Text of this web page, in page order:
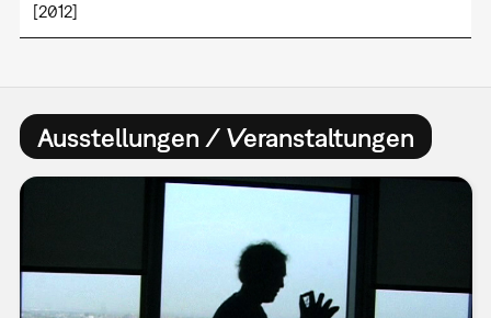
[2012]
Ausstellungen / Veranstaltungen